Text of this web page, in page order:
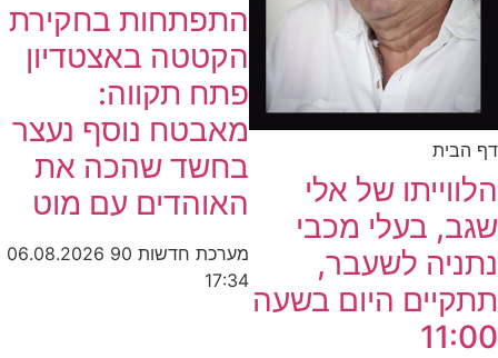
דף הבית
הלווייתו של אלי
שגב, בעלי מכבי
נתניה לשעבר,
תתקיים היום בשעה
11:00
התפתחות בחקירת
הקטטה באצטדיון
פתח תקווה:
מאבטח נוסף נעצר
בחשד שהכה את
האוהדים עם מוט
מערכת חדשות 90
06.08.2026
17:34